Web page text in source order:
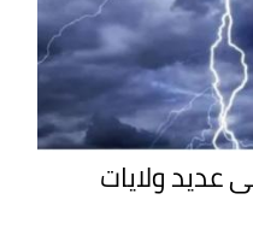
عديد ولايات